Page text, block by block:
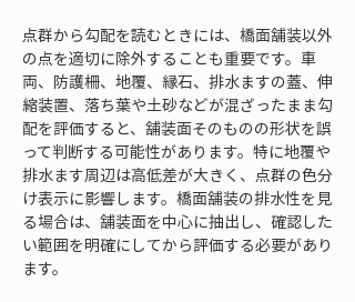
点群から勾配を読むときには、橋面舗装以外
の点を適切に除外することも重要です。車
両、防護柵、地覆、縁石、排水ますの蓋、伸
縮装置、落ち葉や土砂などが混ざったまま勾
配を評価すると、舗装面そのものの形状を誤
って判断する可能性があります。特に地覆や
排水ます周辺は高低差が大きく、点群の色分
け表示に影響します。橋面舗装の排水性を見
る場合は、舗装面を中心に抽出し、確認した
い範囲を明確にしてから評価する必要があり
ます。